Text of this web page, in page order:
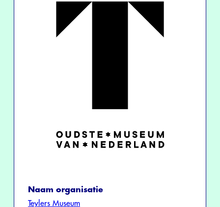
Naam organisatie
Teylers Museum